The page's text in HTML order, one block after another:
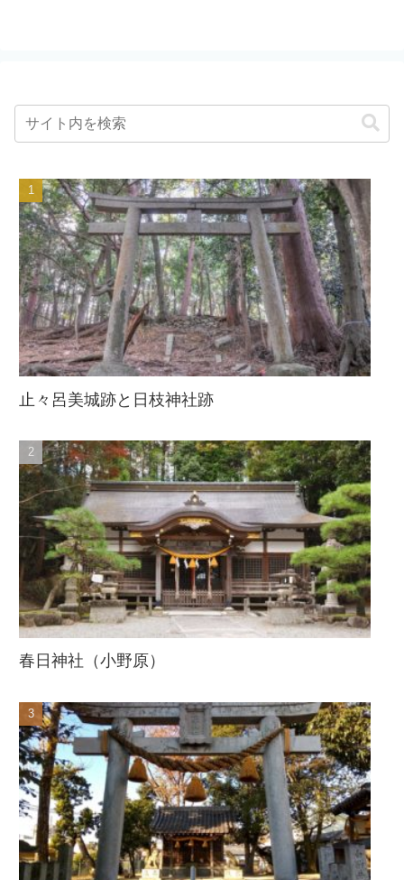
止々呂美城跡と日枝神社跡
春日神社（小野原）